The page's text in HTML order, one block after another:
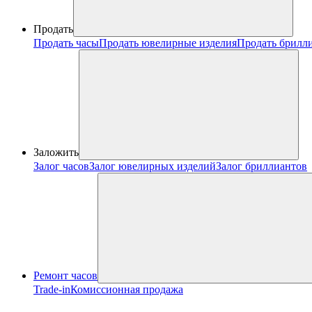
Продать
Продать часыПродать ювелирные изделияПродать
Заложить
Залог часовЗалог ювелирных изделийЗалог бриллиантов
Ремонт часов
Trade-inКомиссионная продажа